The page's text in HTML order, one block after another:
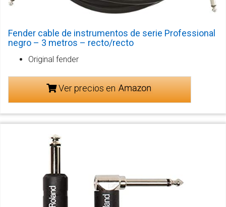
Fender cable de instrumentos de serie Professional
negro – 3 metros – recto/recto
Original fender
Ver precios en